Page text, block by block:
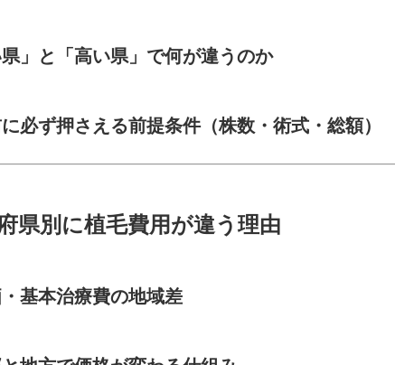
」と「高い県」で何が違うのか
必ず押さえる前提条件（株数・術式・総額）
県別に植毛費用が違う理由
基本治療費の地域差